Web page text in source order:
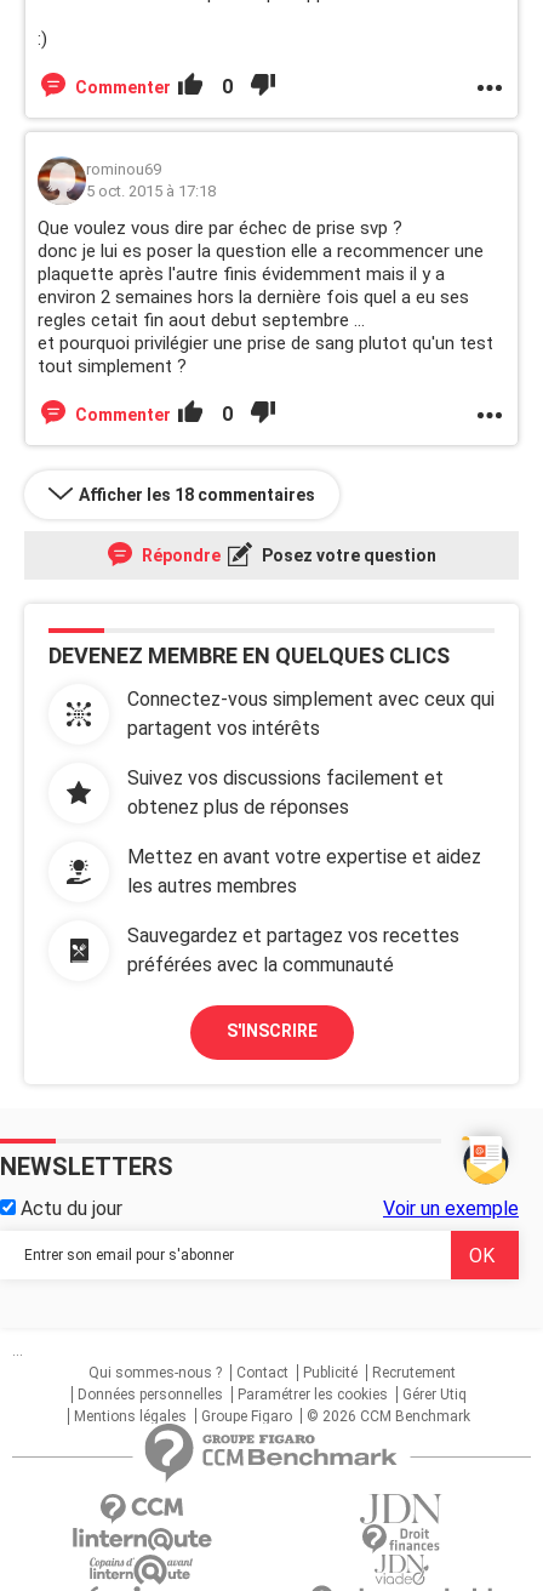
:)
Commenter 0
rominou69
5 oct. 2015 à 17:18
Que voulez vous dire par échec de prise svp ?
donc je lui es poser la question elle a recommencer une
plaquette après l'autre finis évidemment mais il y a
environ 2 semaines hors la dernière fois quel a eu ses
regles cetait fin aout debut septembre ...
et pourquoi privilégier une prise de sang plutot qu'un test
tout simplement ?
Commenter 0
Afficher les 18 commentaires
Répondre Posez votre question
DEVENEZ MEMBRE EN QUELQUES CLICS
Connectez-vous simplement avec ceux qui
partagent vos intérêts
Suivez vos discussions facilement et
obtenez plus de réponses
Mettez en avant votre expertise et aidez
les autres membres
Sauvegardez et partagez vos recettes
préférées avec la communauté
S'INSCRIRE
NEWSLETTERS
Actu du jour Voir un exemple
...
Qui sommes-nous ?
Contact Publicité
Recrutement
Données personnelles
Paramétrer les cookies
Gérer Utiq
Mentions légales
Groupe Figaro © 2026 CCM Benchmark